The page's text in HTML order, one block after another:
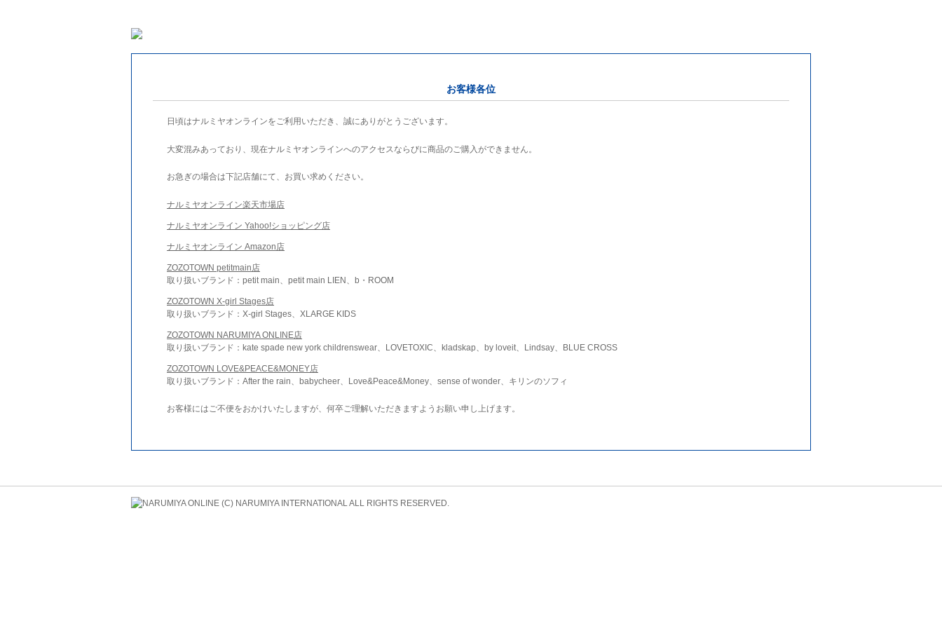
お客様各位
日頃はナルミヤオンラインをご利用いただき、誠にありがとうございます。
大変混みあっており、現在ナルミヤオンラインへのアクセスならびに商品のご購入ができません。
お急ぎの場合は下記店舗にて、お買い求めください。
ナルミヤオンライン楽天市場店
ナルミヤオンライン Yahoo!ショッピング店
ナルミヤオンライン Amazon店
ZOZOTOWN petitmain店
取り扱いブランド：petit main、petit main LIEN、b・ROOM
ZOZOTOWN X-girl Stages店
取り扱いブランド：X-girl Stages、XLARGE KIDS
ZOZOTOWN NARUMIYA ONLINE店
取り扱いブランド：kate spade new york childrenswear、LOVETOXIC、kladskap、by loveit、Lindsay、BLUE CROSS
ZOZOTOWN LOVE&PEACE&MONEY店
取り扱いブランド：After the rain、babycheer、Love&Peace&Money、sense of wonder、キリンのソフィ
お客様にはご不便をおかけいたしますが、何卒ご理解いただきますようお願い申し上げます。